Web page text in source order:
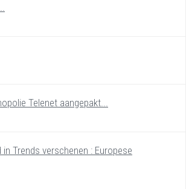
Telenet aangepakt...
in Trends verschenen : Europese